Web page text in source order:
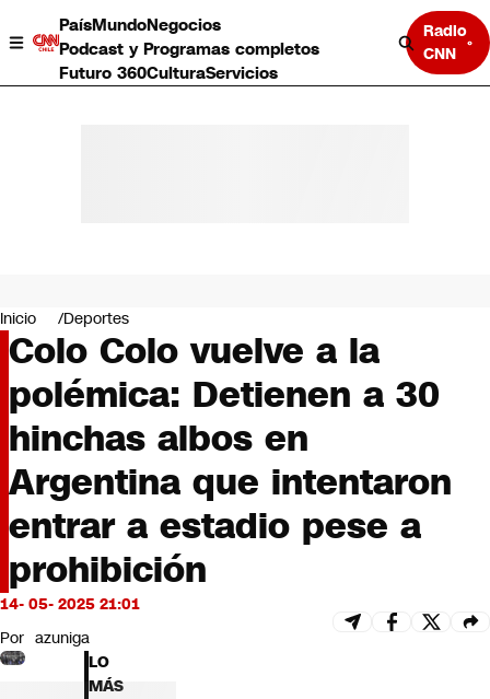
PaísMundoNegocios
Podcast y Programas completos
Futuro 360CulturaServicios
Radio
CNN
Negocios
Deportes
Programas completos
Cultura
Servicios
Bits
CNN tiempo
Futuro 360
Opinión
Inicio Deportes
Colo Colo vuelve a la
polémica: Detienen a 30
hinchas albos en
Argentina que intentaron
entrar a estadio pese a
prohibición
14- 05- 2025 21:01
Por azuniga
LO
MÁS